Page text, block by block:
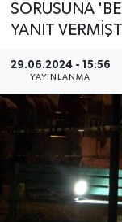
SORUSUNA
YANIT
29.06.2024 - 15:56
YAYINLANMA